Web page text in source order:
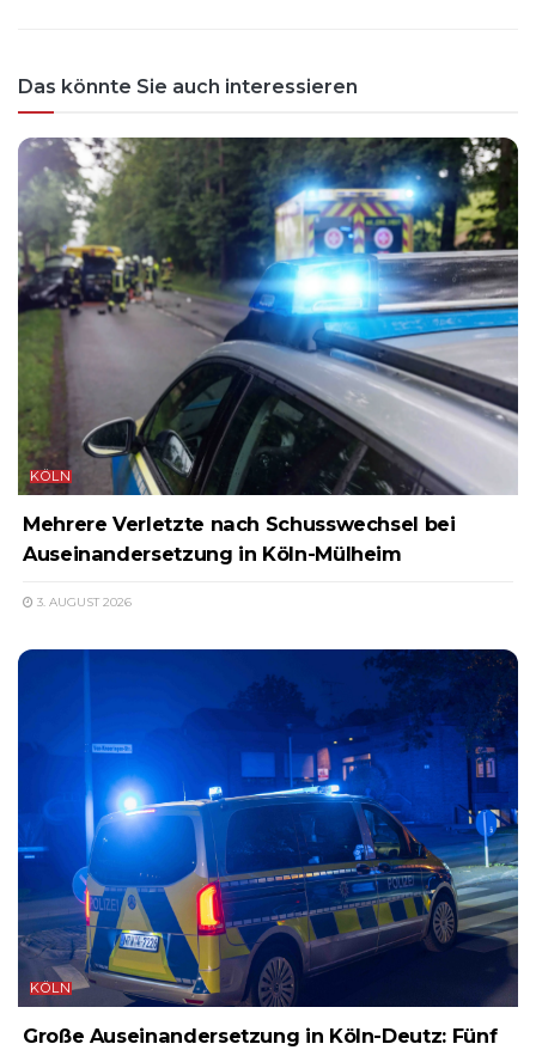
Das könnte Sie auch interessieren
KÖLN
Mehrere Verletzte nach Schusswechsel bei
Auseinandersetzung in Köln-Mülheim
3. AUGUST 2026
KÖLN
Große Auseinandersetzung in Köln-Deutz: Fünf